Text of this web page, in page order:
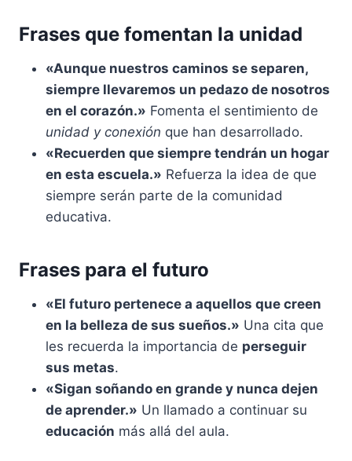
Frases que fomentan la unidad
«Aunque nuestros caminos se separen,
siempre llevaremos un pedazo de nosotros
en el corazón.» Fomenta el sentimiento de
unidad y conexión que han desarrollado.
«Recuerden que siempre tendrán un hogar
en esta escuela.» Refuerza la idea de que
siempre serán parte de la comunidad
educativa.
Frases para el futuro
«El futuro pertenece a aquellos que creen
en la belleza de sus sueños.» Una cita que
les recuerda la importancia de perseguir
sus metas.
«Sigan soñando en grande y nunca dejen
de aprender.» Un llamado a continuar su
educación más allá del aula.